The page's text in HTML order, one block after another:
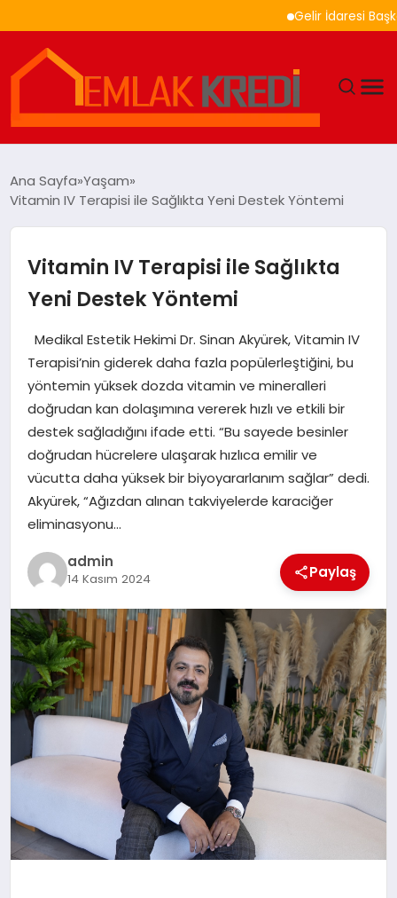
Gelir İdaresi
DÜNYA
EĞITIM
MAGAZIN
SAĞLIK
SIYASET
SPOR
TEKNOLOJI
YAŞAM
Ana Sayfa Yaşam
Vitamin IV Terapisi ile Sağlıkta Yeni Destek Yöntemi
Vitamin IV Terapisi ile Sağlıkta
Yeni Destek Yöntemi
Medikal Estetik Hekimi Dr. Sinan Akyürek, Vitamin IV
Terapisi’nin giderek daha fazla popülerleştiğini, bu
yöntemin yüksek dozda vitamin ve mineralleri
doğrudan kan dolaşımına vererek hızlı ve etkili bir
destek sağladığını ifade etti. “Bu sayede besinler
doğrudan hücrelere ulaşarak hızlıca emilir ve
vücutta daha yüksek bir biyoyararlanım sağlar” dedi.
Akyürek, “Ağızdan alınan takviyelerde karaciğer
eliminasyonu…
admin
14 Kasım 2024 Paylaş